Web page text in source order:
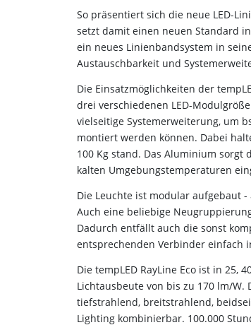
So präsentiert sich die neue LED-
setzt damit einen neuen Standard
ein neues Linienbandsystem in
Austauschbarkeit und
Die Einsatzmöglichkeiten der
drei verschiedenen LED-
vielseitige Systemerweiterung, um
montiert werden können. Dabei
100 Kg stand. Das Aluminium sorgt
kalten Umgebungstemperaturen
Die Leuchte ist modular aufgebaut
Auch eine beliebige
Dadurch entfällt auch die sonst
entsprechenden Verbinder einfach
Die tempLED RayLine Eco ist in 25,
Lichtausbeute von bis zu 170 lm/
tiefstrahlend, breitstrahlend,
Lighting kombinierbar. 100.000